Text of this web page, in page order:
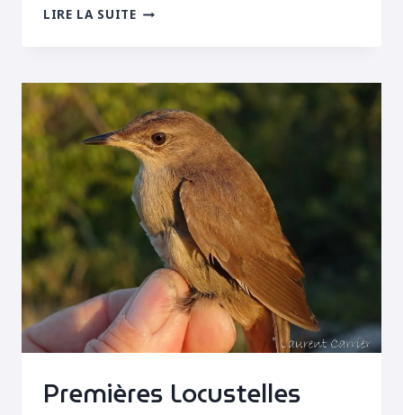
LIRE LA SUITEPREMIÈRE
Premières Locustelles